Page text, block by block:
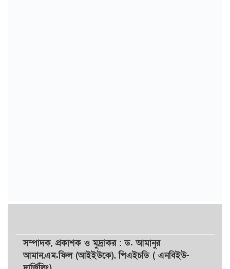
সম্পাদক, প্রকাশকওমুদ্রাকর: ড. আমানুর
আমান,এম.ফিল (আইইউকে), পিএইচডি ( এনবিইউ-